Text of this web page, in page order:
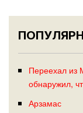
Переехал из
обнаружил,
Арзамас